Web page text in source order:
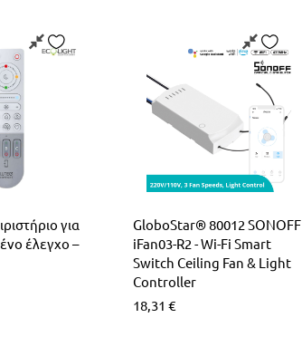
για
έλεγχο –
GloboStar® 80012 SONOFF
iFan03-R2 - Wi-Fi Smart
Switch Ceiling Fan & Light
Controller
18,31 €